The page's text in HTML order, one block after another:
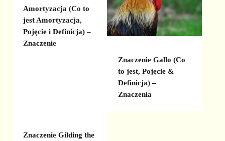
Amortyzacja (Co to
jest Amortyzacja,
Pojęcie i Definicja) –
Znaczenie
Znaczenie Gallo (Co
to jest, Pojęcie &
Definicja) –
Znaczenia
Znaczenie Gilding the